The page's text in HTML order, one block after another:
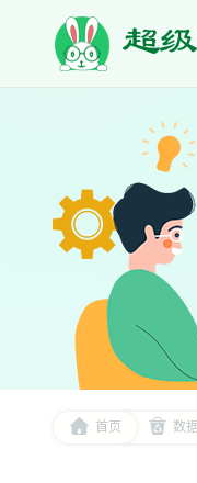
首页 数